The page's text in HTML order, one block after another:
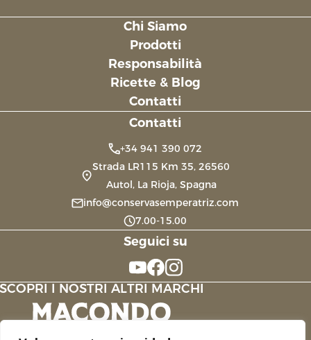
Chi Siamo
Prodotti
Responsabilità
Ricette & Blog
Contatti
Contatti
+34 941 390 072
Strada LR115 Km 35, 26560
Autol, La Rioja, Spagna
info@conservasemperatriz.com
7.00-15.00
Seguici su
I NOSTRI ALTRI MARCHI